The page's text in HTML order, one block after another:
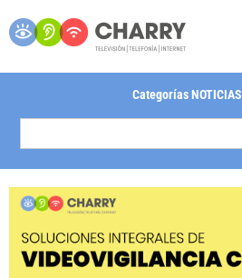
Categorías NOTICIAS